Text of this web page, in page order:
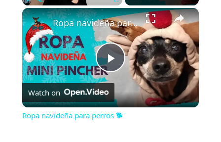
Play Unmute ×
Play
Video
Ropa navideña para perros 🐕
Watch on
Ropa navideña para perros 🐕